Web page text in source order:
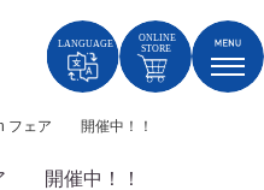
フェア 開催中！！
開催中！！